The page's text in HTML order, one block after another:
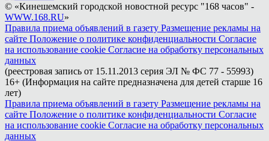
© «Кинешемский городской новостной ресурс "168 часов" -
WWW.168.RU»
Правила приема объявлений в газету Размещение рекламы на
сайте Положение о политике конфиденциальности Согласие
на использование cookie Согласие на обработку персональных
данных
(реестровая запись от 15.11.2013 серия ЭЛ № ФС 77 - 55993)
16+ (Информация на сайте предназначена для детей старше 16
лет)
Правила приема объявлений в газету Размещение рекламы на
сайте Положение о политике конфиденциальности Согласие
на использование cookie Согласие на обработку персональных
данных